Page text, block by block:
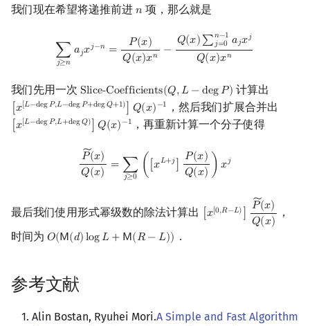
我们现在希望将递推前进 𝑛
n 项，那么就是
∑
𝑗≥𝑛
𝑎𝑗𝑥𝑗−𝑛 = 𝑃(𝑥)
𝑄(𝑥)𝑥𝑛 −
𝑄(𝑥)∑𝑛−1
𝑗=0 𝑎𝑗𝑥𝑗
𝑄(𝑥)𝑥𝑛
≥na (x)xn )∑j=0n−1ajx Q(x)x
我们先用一次 Slice-Coefficients(𝑄,𝐿−deg𝑃)
Slice-Coefficients(Q L− degP) 计算出
[𝑥[𝐿−deg𝑃,𝐿−deg𝑃+deg𝑄+1)] 𝑄(𝑥)−1
x[L−deg P,L−degP+degQ 1)]Q(x)− ，然后我们扩展合并出
[𝑥[𝐿−deg𝑃,𝐿+deg𝑄)] 𝑄(𝑥)−1
x[L−deg P,L+degQ )]Q(x)−1 ，再重新计算一个分子使得
𝑃(𝑥)
𝑄(𝑥) = ∑
𝑗≥0
( [𝑥𝐿+𝑗] 𝑃(𝑥)
𝑄(𝑥) ) 𝑥𝑗
P~(x) )=∑j 0 (x)Q( x)
最后我们使用形式幂级数的除法计算出 [𝑥[0,𝑅−𝐿)] 𝑃(𝑥)
𝑄(𝑥)
x[0,R−L P~(x)Q (x，
时间为 𝑂(𝖬(𝑑)log𝐿+ 𝖬(𝑅− 𝐿))
O(M(d)logL +M(R−L)) ．
参考文献
Alin Bostan, Ryuhei Mori.A Simple and Fast Algorithm